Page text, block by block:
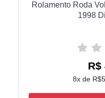
Rolamento Roda
1998
R$
8x de